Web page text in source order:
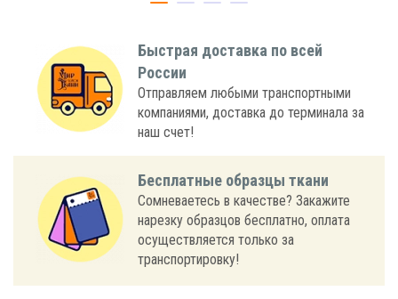
Быстрая доставка по всей
России
Отправляем любыми транспортными
компаниями, доставка до терминала за
наш счет!
Бесплатные образцы ткани
Сомневаетесь в качестве? Закажите
нарезку образцов бесплатно, оплата
осуществляется только за
транспортировку!